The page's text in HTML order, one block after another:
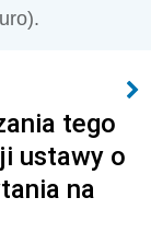
tego
ustawy o
na